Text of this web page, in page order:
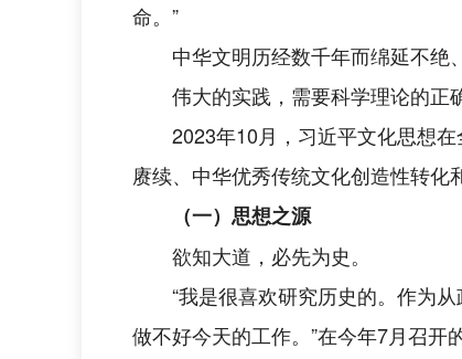
命。”
中华文明历经数千年而绵延不绝
伟大的实践，需要科学理论的正
2023年10月，习近平文化思想
赓续、中华优秀传统文化创造性转化
（一）思想之源
欲知大道，必先为史。
“我是很喜欢研究历史的。作为
做不好今天的工作。”在今年7月召开